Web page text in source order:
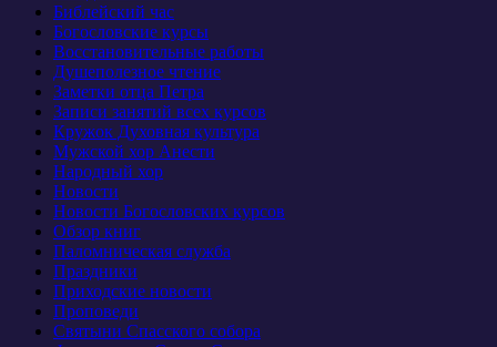
Библейский час
Богословские курсы
Восстановительные работы
Душеполезное чтение
Заметки отца Петра
Записи занятий всех курсов
Кружок Духовная культура
Мужской хор Анести
Народный хор
Новости
Новости Богословских курсов
Обзор книг
Паломническая служба
Праздники
Приходские новости
Проповеди
Святыни Спасского собора